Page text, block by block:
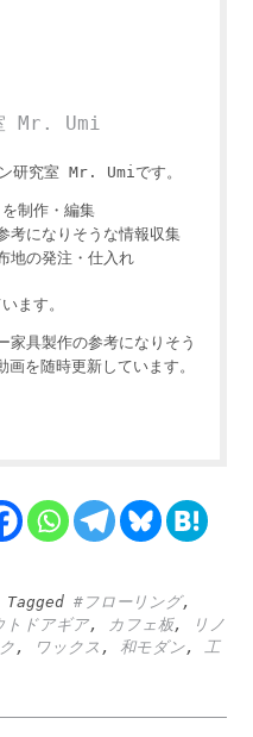
Mr. Umi
研究室 Mr. Umiです。
制作・編集
考になりそうな情報収集
地の発注・仕入れ
ます。
家具製作の参考になりそう
を随時更新しています。
Tagged #フローリング,
トドアギア, カフェ板,
リノ
, ワックス , 和モダン, 工